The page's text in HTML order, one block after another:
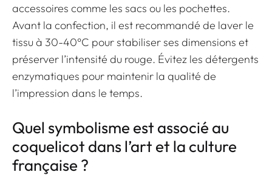
accessoires comme les sacs ou les pochettes.
Avant la confection, il est recommandé de laver le
tissu à 30-40°C pour stabiliser ses dimensions et
préserver l’intensité du rouge. Évitez les détergents
enzymatiques pour maintenir la qualité de
l’impression dans le temps.
Quel symbolisme est associé au
coquelicot dans l’art et la culture
française ?